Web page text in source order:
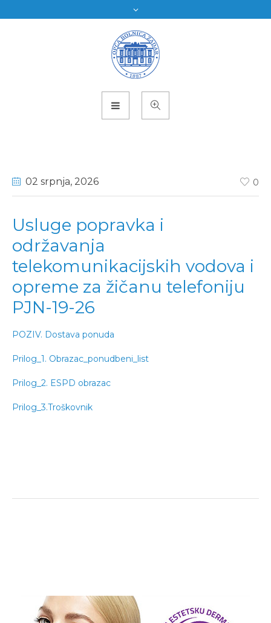
02 srpnja, 2026 0
Usluge popravka i
održavanja
telekomunikacijskih vodova i
opreme za žičanu telefoniju
PJN-19-26
POZIV. Dostava ponuda
Prilog_1. Obrazac_ponudbeni_list
Prilog_2. ESPD obrazac
Prilog_3.Troškovnik